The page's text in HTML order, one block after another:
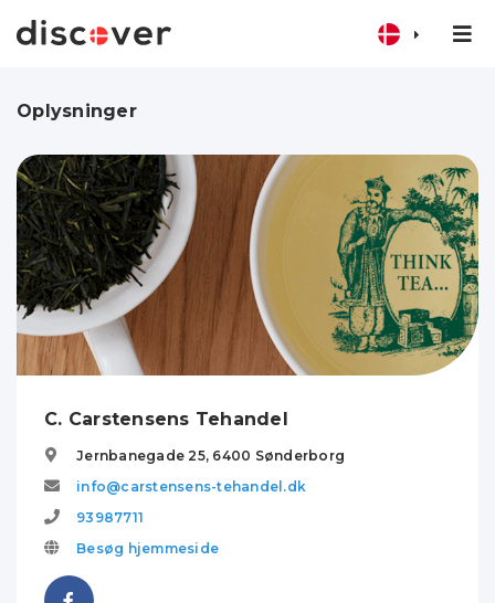
Oplysninger
C. Carstensens Tehandel
Jernbanegade 25, 6400 Sønderborg
info@carstensens-tehandel.dk
93987711
Besøg hjemmeside